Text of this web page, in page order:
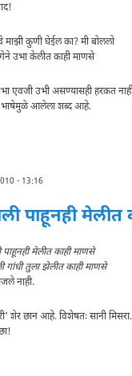
कुणी घेईल का? मी बोललो
उभा केलीत काही माणसे
एवजी उभी असण्यासही हरकत
भाषेमुळे आलेला शब्द आहे.
- 13:16
पाहूनही मेलीत
पाहूनही मेलीत काही माणसे
गांधी तुला झेलीत काही माणसे
नाही.
शेर छान आहे. विशेषतः सानी मिसरा.